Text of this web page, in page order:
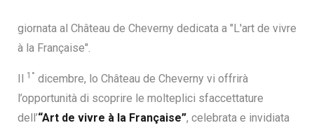
giornata al Château de Cheverny dedicata a "L'art de vivre
à la Française".
Il 1° dicembre, lo Château de Cheverny vi offrirà
l’opportunità di scoprire le molteplici sfaccettature
dell’“Art de vivre à la Française”, celebrata e invidiata